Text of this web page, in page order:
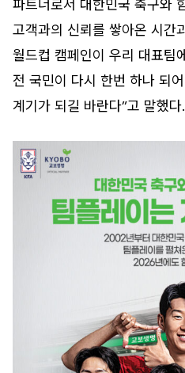
파트너로서 대한민국 축구와
고객과의 신뢰를 쌓아온 시간
월드컵 캠페인이 우리 대표팀
전 국민이 다시 한번 하나 되
계기가 되길 바란다”고 말했다.